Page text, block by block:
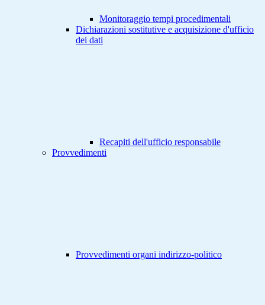
Monitoraggio tempi procedimentali
Dichiarazioni sostitutive e acquisizione d'ufficio
dei dati
Recapiti dell'ufficio responsabile
Provvedimenti
Provvedimenti organi indirizzo-politico